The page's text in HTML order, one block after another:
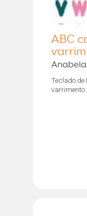
ABC
varrim
Teclado
varrimento.